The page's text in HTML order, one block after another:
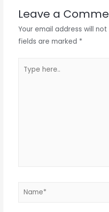
Leave a
Your email address will
fields are marked *
here..
Name*